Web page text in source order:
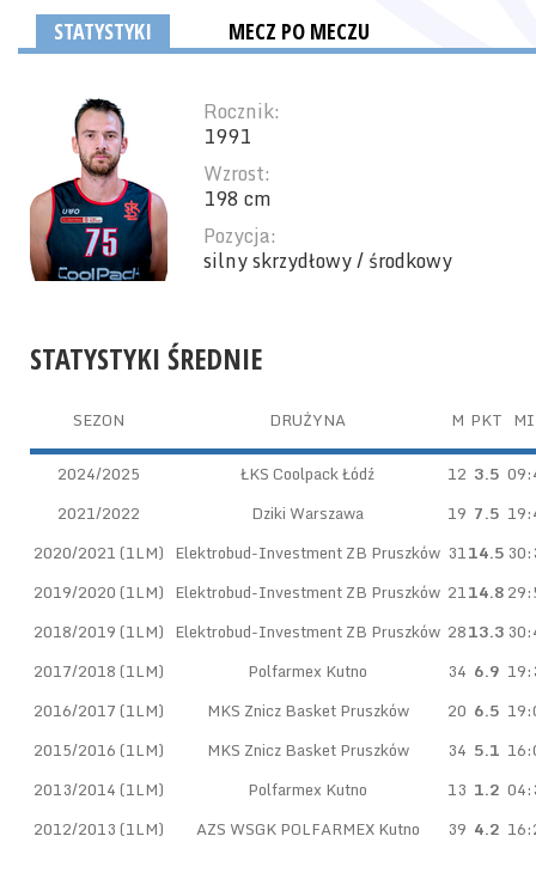
STATYSTYKI MECZ PO MECZU
Rocznik:
1991
Wzrost:
198 cm
Pozycja:
silny skrzydłowy / środkowy
STATYSTYKI ŚREDNIE
SEZON DRUŻYNA M PKT
2024/2025 ŁKS Coolpack Łódź 12 3.5
2021/2022
Dziki Warszawa 19 7.5
2020/2021 (1LM) Elektrobud-Investment ZB Pruszków 3114.5
2019/2020 (1LM) Elektrobud-Investment ZB Pruszków 2114.8
2018/2019 (1LM) Elektrobud-Investment ZB Pruszków 2813.3
2017/2018 (1LM)
Polfarmex Kutno 34 6.9
2016/2017 (1LM)
MKS Znicz Basket Pruszków 20 6.5
2015/2016 (1LM)
MKS Znicz Basket Pruszków 34 5.1
2013/2014 (1LM)
Polfarmex Kutno 13 1.2
2012/2013 (1LM)
AZS WSGK POLFARMEX Kutno 39 4.2